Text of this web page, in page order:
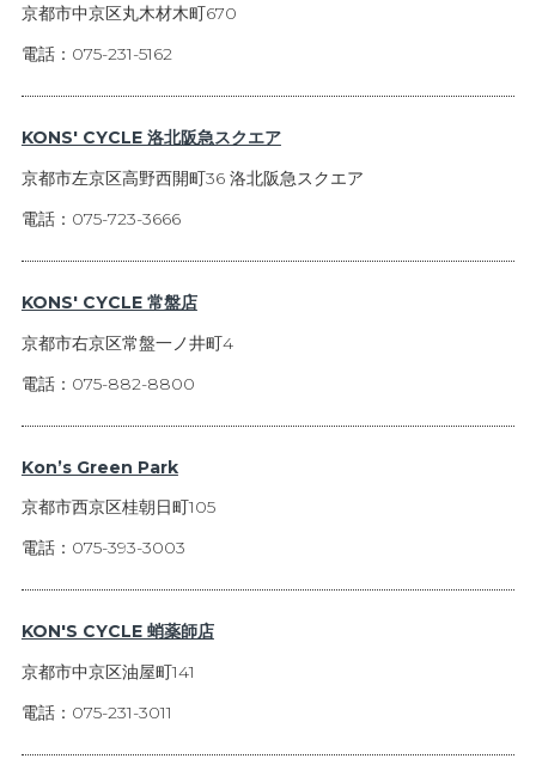
京都市中京区丸木材木町670
電話：075-231-5162
KONS' CYCLE 洛北阪急スクエア
京都市左京区高野西開町36 洛北阪急スクエア
電話：075-723-3666
KONS' CYCLE 常盤店
京都市右京区常盤一ノ井町4
電話：075-882-8800
Kon’s Green Park
京都市西京区桂朝日町105
電話：075-393-3003
KON'S CYCLE 蛸薬師店
京都市中京区油屋町141
電話：075-231-3011